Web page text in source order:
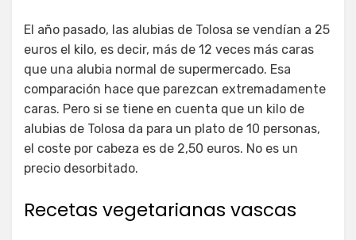
El año pasado, las alubias de Tolosa se vendían a 25
euros el kilo, es decir, más de 12 veces más caras
que una alubia normal de supermercado. Esa
comparación hace que parezcan extremadamente
caras. Pero si se tiene en cuenta que un kilo de
alubias de Tolosa da para un plato de 10 personas,
el coste por cabeza es de 2,50 euros. No es un
precio desorbitado.
Recetas vegetarianas vascas